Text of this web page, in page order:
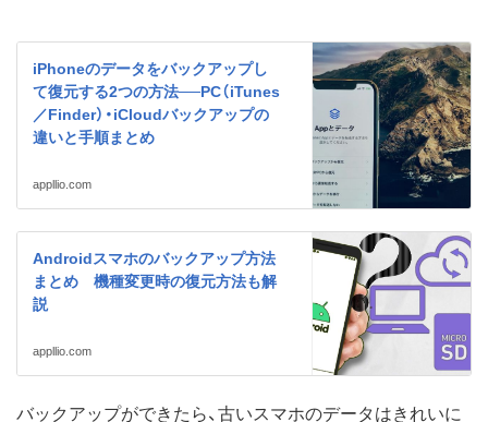
iPhoneのデータをバックアップし
て復元する2つの方法──PC（iTunes
／Finder）・iCloudバックアップの
違いと手順まとめ
appllio.com
Androidスマホのバックアップ方法
まとめ 機種変更時の復元方法も解
説
appllio.com
バックアップができたら、古いスマホのデータはきれいに